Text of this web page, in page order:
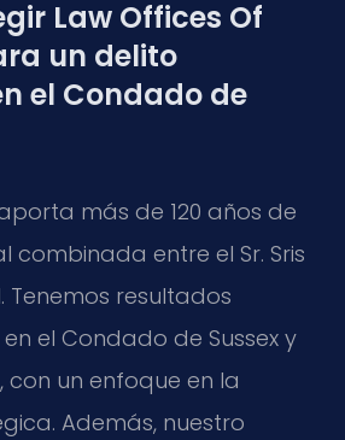
Law Offices Of
un delito
el Condado de
más de 120 años de
combinada entre el Sr. Sris
Tenemos resultados
el Condado de Sussex y
con un enfoque en la
Además, nuestro